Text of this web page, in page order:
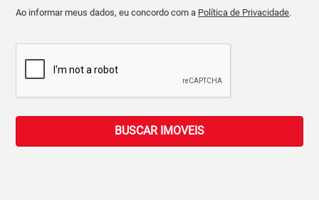
Ao informar meus dados, eu concordo com a Política de Privacidade.
BUSCAR IMOVEIS